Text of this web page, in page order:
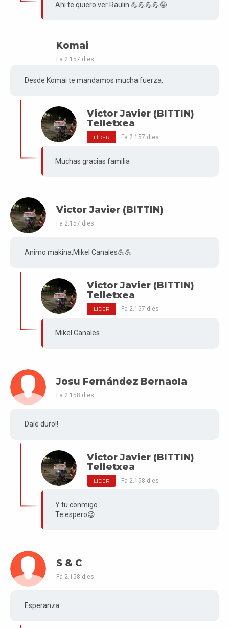
Ahi te quiero ver Raulin 💪💪💪💪🤪
Komai
Fa 2.157 dies
Desde Komai te mandamos mucha fuerza.
Victor Javier (BITTIN)
Telletxea
LÍDER Fa 2.157 dies
Muchas gracias familia
Victor Javier (BITTIN)
Fa 2.157 dies
Animo makina,Mikel Canales💪💪
Victor Javier (BITTIN)
Telletxea
LÍDER Fa 2.157 dies
Mikel Canales
Josu Fernández Bernaola
Fa 2.158 dies
Dale duro!!
Victor Javier (BITTIN)
Telletxea
LÍDER Fa 2.158 dies
Y tu conmigo
Te espero😉
S & C
Fa 2.158 dies
Esperanza